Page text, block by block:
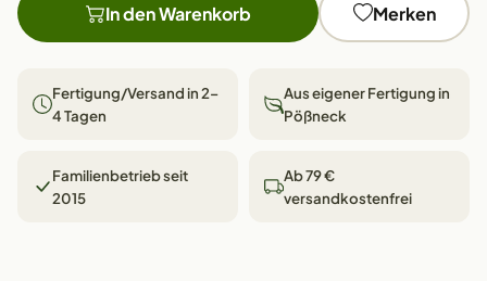
In den Warenkorb Merken
Fertigung/Versand in 2–
4 Tagen
Aus eigener Fertigung in
Pößneck
Familienbetrieb seit
2015
Ab 79 €
versandkostenfrei